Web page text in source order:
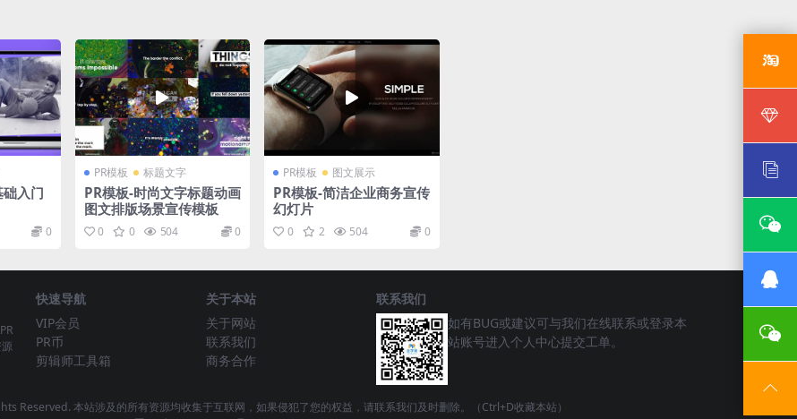
入门
0
PR模板 标题文字
PR模板-时尚文字标题动画
图文排版场景宣传模板
0 0 504 0
PR模板 图文展示
PR模板-简洁企业商务宣传
幻灯片
0 2 504 0
快速导航
VIP会员
PR币
剪辑师工具箱
关于本站
关于网站
联系我们
商务合作
联系我们
如有BUG或建议可与我们在线联系或登录本
站账号进入个人中心提交工单。
Reserved. 本站涉及的所有资源均收集于互联网，如果侵犯了您的权益，请联系我们及时删除。（Ctrl+D收藏本站）